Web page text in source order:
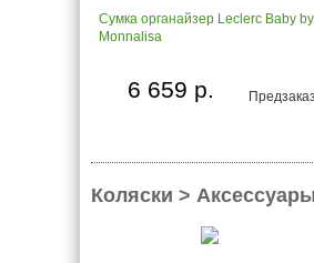
Сумка органайзер Leclerc Baby by
Monnalisa
Предзаказ
6 659 р.
Коляски >